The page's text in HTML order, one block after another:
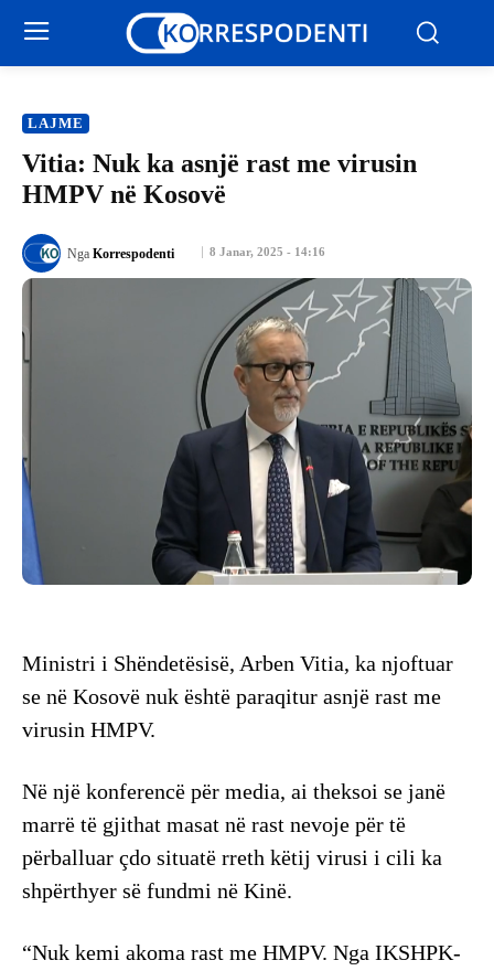
LAJME
Vitia: Nuk ka asnjë rast me virusin
HMPV në Kosovë
8 Janar, 2025 - 14:16
Nga Korrespodenti
Ministri i Shëndetësisë, Arben Vitia, ka njoftuar
se në Kosovë nuk është paraqitur asnjë rast me
virusin HMPV.
Në një konferencë për media, ai theksoi se janë
marrë të gjithat masat në rast nevoje për të
përballuar çdo situatë rreth këtij virusi i cili ka
shpërthyer së fundmi në Kinë.
“Nuk kemi akoma rast me HMPV. Nga IKSHPK-